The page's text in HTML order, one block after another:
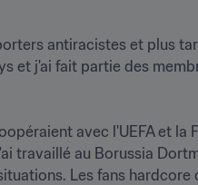
antiracistes et plus
et j'ai fait partie des
avec l'UEFA et la
travaillé au Borussia
Les fans